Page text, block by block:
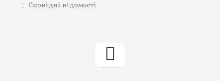
Сповідні відомості